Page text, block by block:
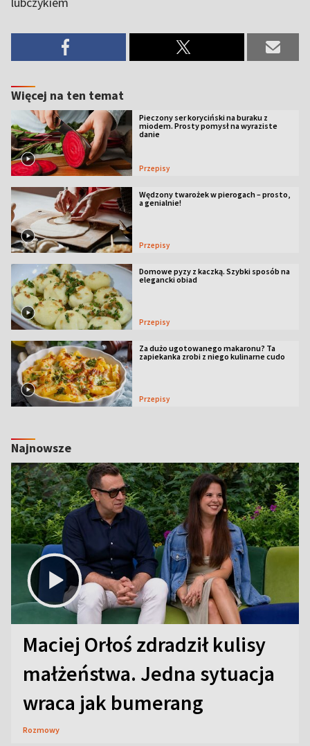
Więcej na ten temat
Pieczony ser koryciński na buraku z
miodem. Prosty pomysł na wyraziste
danie
Przepisy
Wędzony twarożek w pierogach – prosto,
a genialnie!
Przepisy
Domowe pyzy z kaczką. Szybki sposób na
elegancki obiad
Przepisy
Za dużo ugotowanego makaronu? Ta
zapiekanka zrobi z niego kulinarne cudo
Przepisy
Najnowsze
Maciej Orłoś zdradził kulisy
małżeństwa. Jedna sytuacja
wraca jak bumerang
Rozmowy